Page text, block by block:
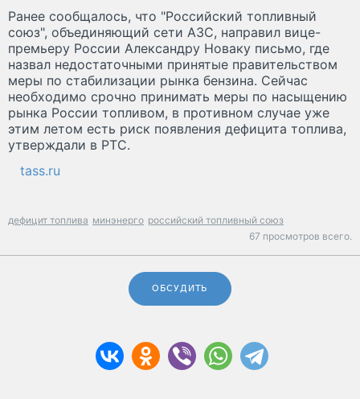
Ранее сообщалось, что "Российский топливный
союз", объединяющий сети АЗС, направил вице-
премьеру России Александру Новаку письмо, где
назвал недостаточными принятые правительством
меры по стабилизации рынка бензина. Сейчас
необходимо срочно принимать меры по насыщению
рынка России топливом, в противном случае уже
этим летом есть риск появления дефицита топлива,
утверждали в РТС.
tass.ru
дефицит топлива минэнерго российский топливный союз
67 просмотров всего.
ОБСУДИТЬ